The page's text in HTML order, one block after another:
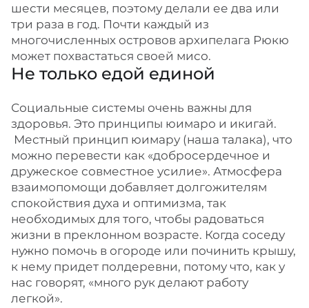
шести месяцев, поэтому делали ее два или
три раза в год. Почти каждый из
многочисленных островов архипелага Рюкю
может похвастаться своей мисо.
Не только едой единой
Социальные системы очень важны для
здоровья. Это принципы юимаро и икигай.
Местный принцип юимару (наша талака), что
можно перевести как «добросердечное и
дружеское совместное усилие». Атмосфера
взаимопомощи добавляет долгожителям
спокойствия духа и оптимизма, так
необходимых для того, чтобы радоваться
жизни в преклонном возрасте. Когда соседу
нужно помочь в огороде или починить крышу,
к нему придет полдеревни, потому что, как у
нас говорят, «много рук делают работу
легкой».